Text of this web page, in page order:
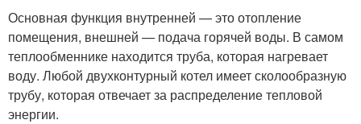
Основная функция внутренней — это отопление
помещения, внешней — подача горячей воды. В самом
теплообменнике находится труба, которая нагревает
воду. Любой двухконтурный котел имеет сколообразную
трубу, которая отвечает за распределение тепловой
энергии.